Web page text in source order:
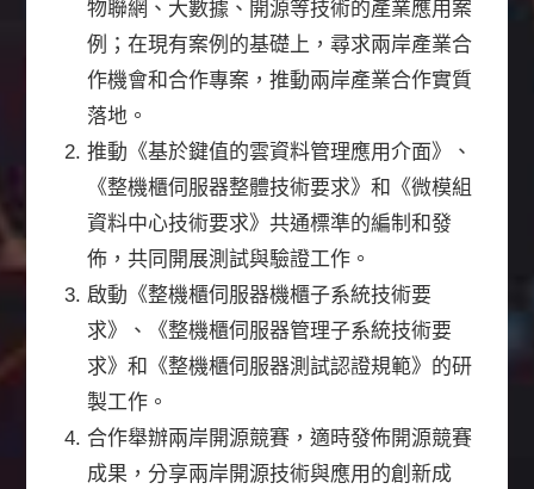
物聯網、大數據、開源等技術的產業應用案
例；在現有案例的基礎上，尋求兩岸產業合
作機會和合作專案，推動兩岸產業合作實質
落地。
推動《基於鍵值的雲資料管理應用介面》、
《整機櫃伺服器整體技術要求》和《微模組
資料中心技術要求》共通標準的編制和發
佈，共同開展測試與驗證工作。
啟動《整機櫃伺服器機櫃子系統技術要
求》、《整機櫃伺服器管理子系統技術要
求》和《整機櫃伺服器測試認證規範》的研
製工作。
合作舉辦兩岸開源競賽，適時發佈開源競賽
成果，分享兩岸開源技術與應用的創新成